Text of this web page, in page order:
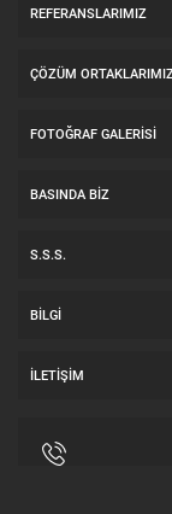
REFERANSLARIMIZ
ÇÖZÜM
FOTOĞRAF GALERİSİ
BASINDA BİZ
S.S.S.
BİLGİ
İLETİŞİM